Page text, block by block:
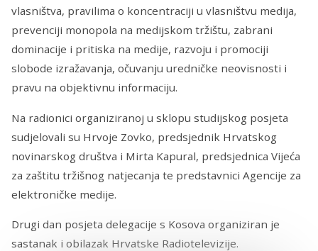
vlasništva, pravilima o koncentraciji u vlasništvu medija,
prevenciji monopola na medijskom tržištu, zabrani
dominacije i pritiska na medije, razvoju i promociji
slobode izražavanja, očuvanju uredničke neovisnosti i
pravu na objektivnu informaciju.
Na radionici organiziranoj u sklopu studijskog posjeta
sudjelovali su Hrvoje Zovko, predsjednik Hrvatskog
novinarskog društva i Mirta Kapural, predsjednica Vijeća
za zaštitu tržišnog natjecanja te predstavnici Agencije za
elektroničke medije.
Drugi dan posjeta delegacije s Kosova organiziran je
sastanak i obilazak Hrvatske Radiotelevizije.